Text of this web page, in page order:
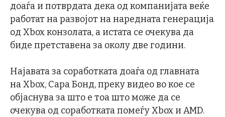
доаѓа и потврдата дека од компанијата веќе
работат на развојот на наредната генерација
од Xbox конзолата, а истата се очекува да
биде претставена за околу две години.
Најавата за соработката доаѓа од главната
на Xbox, Сара Бонд, преку видео во кое се
објаснува за што е тоа што може да се
очекува од соработката помеѓу Xbox и AMD.